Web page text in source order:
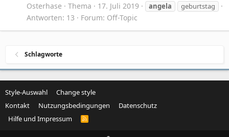
Osterhase
Thema 17. Juli 2019 angela geburtstag
Antworten: 13 Forum: Off-Topic
Schlagworte
Style-Auswahl
Change style
Kontakt
Nutzungsbedingungen
Datenschutz
Hilfe und Impressum
R